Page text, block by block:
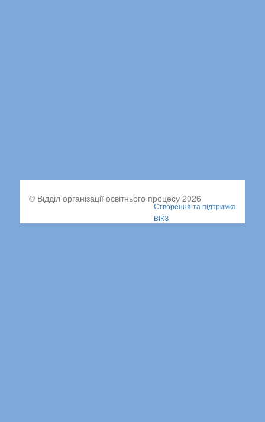
© Відділ організації освітнього процесу 2026
Створення та підтримка
ВІКЗ